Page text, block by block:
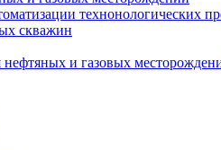
технонологических
скважин
нефтяных и газовых